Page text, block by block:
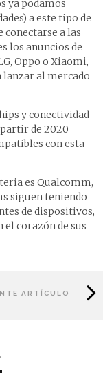
ya podamos
a este tipo de
conectarse a las
los anuncios de
Oppo o Xiaomi,
lanzar al mercado
y conectividad
partir de 2020
con esta
es Qualcomm,
siguen teniendo
de dispositivos,
el corazón de sus
ARTÍCULO